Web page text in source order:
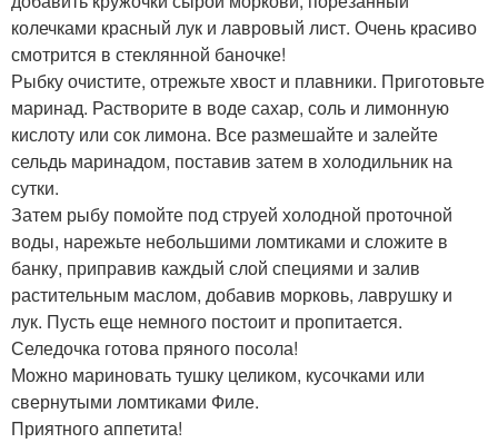
колечками красный лук и лавровый лист. Очень красиво
смотрится в стеклянной баночке!
Рыбку очистите, отрежьте хвост и плавники. Приготовьте
маринад. Растворите в воде сахар, соль и лимонную
кислоту или сок лимона. Все размешайте и залейте
сельдь маринадом, поставив затем в холодильник на
сутки.
Затем рыбу помойте под струей холодной проточной
воды, нарежьте небольшими ломтиками и сложите в
банку, приправив каждый слой специями и залив
растительным маслом, добавив морковь, лаврушку и
лук. Пусть еще немного постоит и пропитается.
Селедочка готова пряного посола!
Можно мариновать тушку целиком, кусочками или
свернутыми ломтиками Филе.
Приятного аппетита!